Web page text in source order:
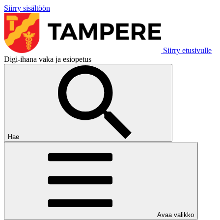
Siirry sisältöön
Siirry etusivulle
Digi-ihana vaka ja esiopetus
Hae
Avaa valikko